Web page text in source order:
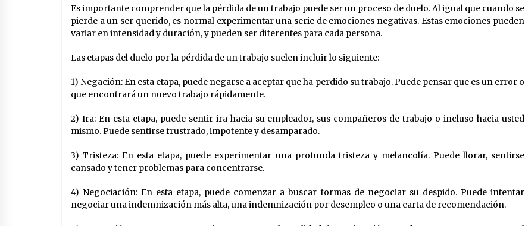
Es importante comprender que la pérdida de un trabajo puede ser un proceso de duelo. Al igual que cuando se
pierde a un ser querido, es normal experimentar una serie de emociones negativas. Estas emociones pueden
variar en intensidad y duración, y pueden ser diferentes para cada persona.
Las etapas del duelo por la pérdida de un trabajo suelen incluir lo siguiente:
1) Negación: En esta etapa, puede negarse a aceptar que ha perdido su trabajo. Puede pensar que es un error o
que encontrará un nuevo trabajo rápidamente.
2) Ira: En esta etapa, puede sentir ira hacia su empleador, sus compañeros de trabajo o incluso hacia usted
mismo. Puede sentirse frustrado, impotente y desamparado.
3) Tristeza: En esta etapa, puede experimentar una profunda tristeza y melancolía. Puede llorar, sentirse
cansado y tener problemas para concentrarse.
4) Negociación: En esta etapa, puede comenzar a buscar formas de negociar su despido. Puede intentar
negociar una indemnización más alta, una indemnización por desempleo o una carta de recomendación.